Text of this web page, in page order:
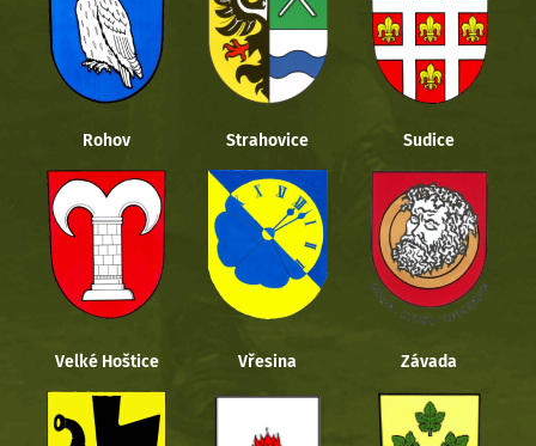
Rohov Strahovice Sudice
Velké Hoštice Vřesina Závada